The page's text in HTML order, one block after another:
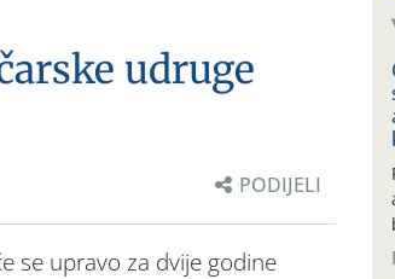
udruge
PODIJELI
se upravo za dvije godine